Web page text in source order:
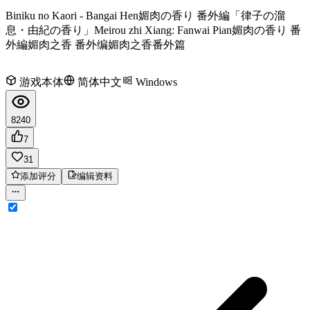
Biniku no Kaori - Bangai Hen媚肉の香り 番外編「律子の溜
息・由紀の香り」 Meirou zhi Xiang: Fanwai Pian媚肉の香り 番
外編媚肉之香 番外编媚肉之香番外篇
游戏本体 简体中文 Windows
8240
7
31
添加评分
编辑资料